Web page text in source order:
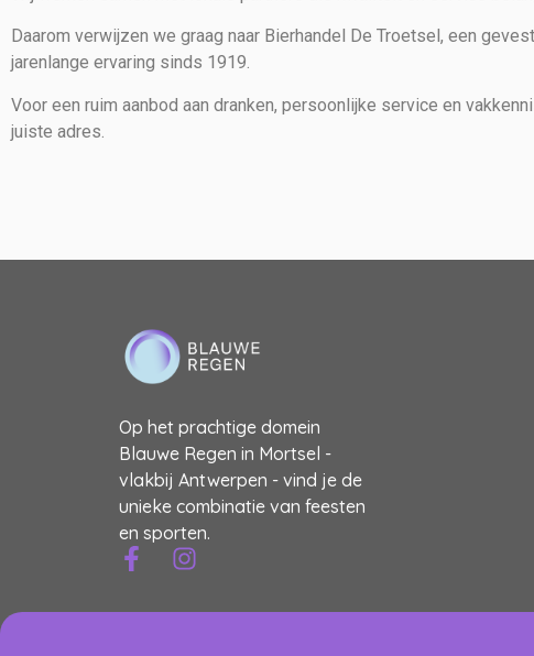
Daarom verwijzen we graag naar Bierhandel De Troetsel, een
jarenlange ervaring sinds 1919.
Voor een ruim aanbod aan dranken, persoonlijke service en
juiste adres.
Op het prachtige domein
Blauwe Regen in Mortsel -
vlakbij Antwerpen - vind je de
unieke combinatie van feesten
en sporten.